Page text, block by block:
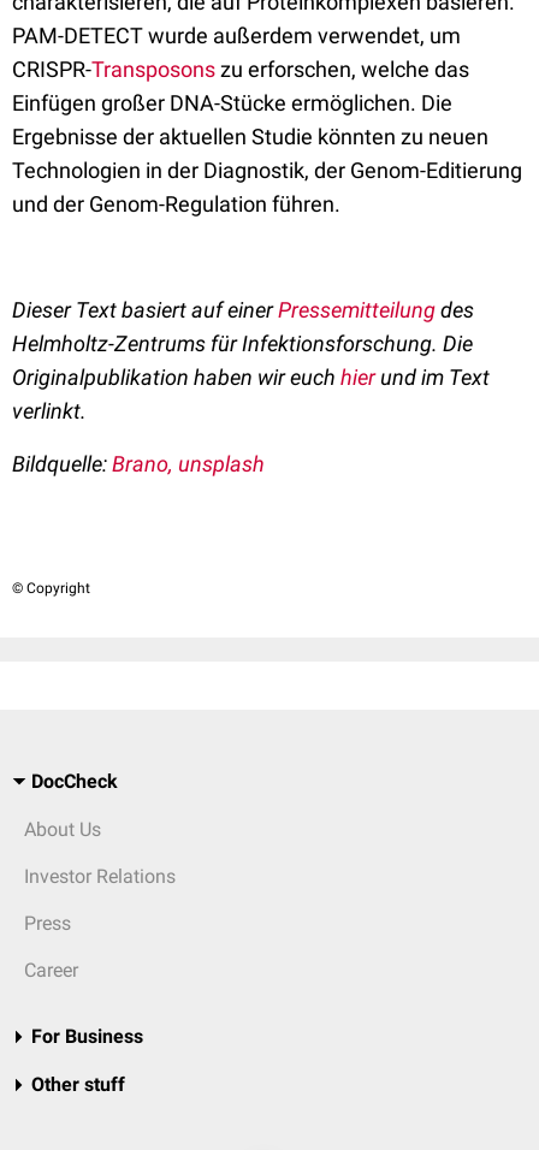
PAM-DETECT wurde außerdem verwendet, um
CRISPR-Transposonszu erforschen, welche das
Einfügen großer DNA-Stücke ermöglichen. Die
Ergebnisse der aktuellen Studie könnten zu neuen
Technologien in der Diagnostik, der Genom-Editierung
und der Genom-Regulation führen.
Dieser Text basiert auf einerPressemitteilungdes
Helmholtz-Zentrums für Infektionsforschung. Die
Originalpublikation haben wir euch hierund im Text
verlinkt.
Bildquelle:Brano, unsplash
© Copyright
DocCheck
About Us
Investor Relations
Press
Career
For Business
Other stuff